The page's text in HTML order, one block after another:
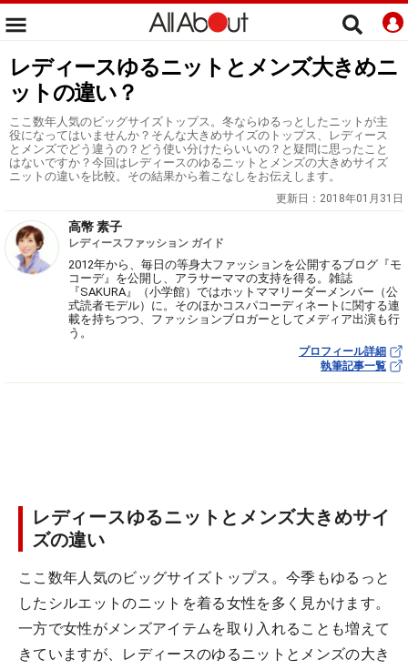
レディースゆるニットとメンズ大きめニ
ットの違い？
ここ数年人気のビッグサイズトップス。冬ならゆるっとしたニットが主
役になってはいませんか？そんな大きめサイズのトップス、レディース
とメンズでどう違うの？どう使い分けたらいいの？と疑問に思ったこと
はないですか？今回はレディースのゆるニットとメンズの大きめサイズ
ニットの違いを比較。その結果から着こなしをお伝えします。
更新日： 2018年01月31日
高幣 素子
レディースファッション ガイド
2012年から、毎日の等身大ファッションを公開するブログ『モ
コーデ』を公開し、アラサーママの支持を得る。雑誌
『SAKURA』（小学館）ではホットママリーダーメンバー（公
式読者モデル）に。そのほかコスパコーディネートに関する連
載を持ちつつ、ファッションブロガーとしてメディア出演も行
う。
プロフィール詳細
執筆記事一覧
レディースゆるニットとメンズ大きめサイ
ズの違い
ここ数年人気のビッグサイズトップス。今季もゆるっと
したシルエットのニットを着る女性を多く見かけます。
一方で女性がメンズアイテムを取り入れることも増えて
きていますが、レディースのゆるニットとメンズの大き